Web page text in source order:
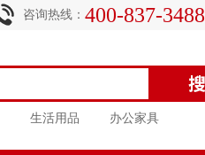
咨询热线： 400-837-3488
生活用品 办公家具